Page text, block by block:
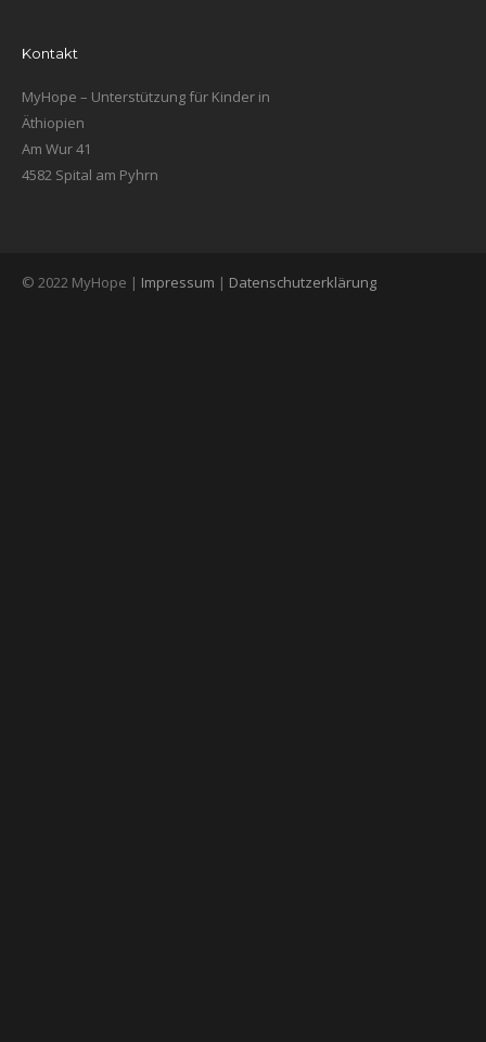
Kontakt
MyHope – Unterstützung für Kinder in
Äthiopien
Am Wur 41
4582 Spital am Pyhrn
© 2022 MyHope | Impressum | Datenschutzerklärung